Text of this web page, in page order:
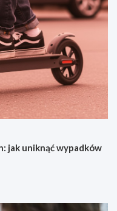
jak uniknąć wypadków